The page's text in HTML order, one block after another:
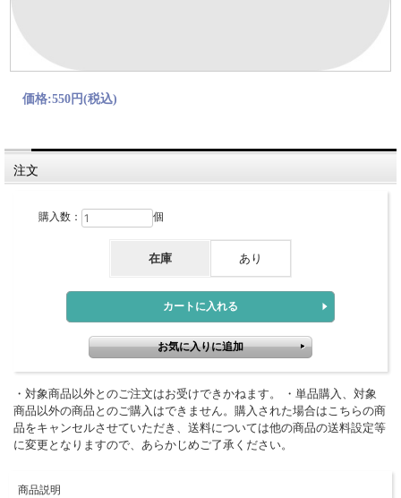
価格:550円(税込)
注文
購入数： 個
在庫 あり
・対象商品以外とのご注文はお受けできかねます。 ・単品購入、対象
商品以外の商品とのご購入はできません。購入された場合はこちらの商
品をキャンセルさせていただき、送料については他の商品の送料設定等
に変更となりますので、あらかじめご了承ください。
商品説明